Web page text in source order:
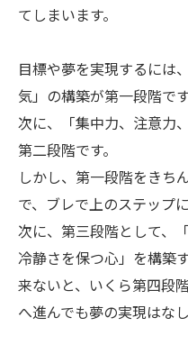
てしまいます。
目標や夢を実現するには
気」の構築が第一段階です
次に、「集中力、注意力
第二段階です。
しかし、第一段階をきち
で、ブレで上のステップ
次に、第三段階として、
冷静さを保つ心」を構築
来ないと、いくら第四段
へ進んでも夢の実現はな